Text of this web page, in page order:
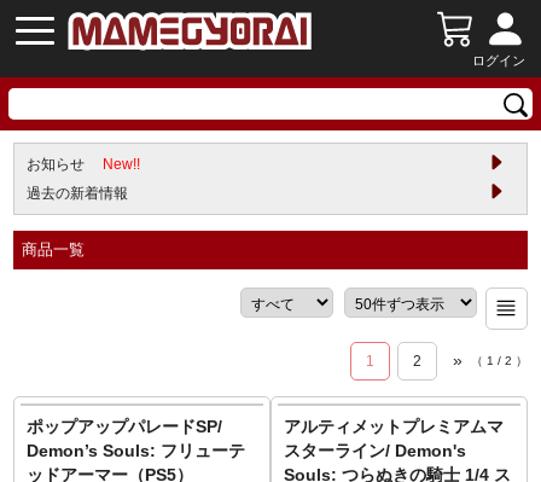
ログイン
お知らせ
New!!
過去の新着情報
商品一覧
1 2 » （ 1 / 2 ）
ポップアップパレードSP/
Demon’s Souls: フリューテ
ッドアーマー（PS5）
アルティメットプレミアムマ
スターライン/ Demon's
Souls: つらぬきの騎士 1/4 ス